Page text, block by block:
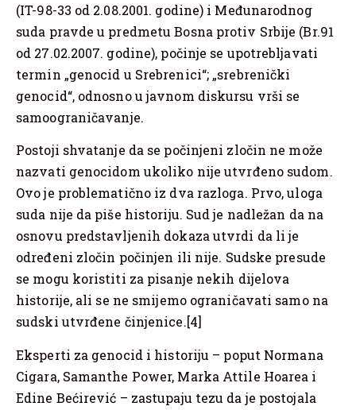
(IT-98-33 od 2.08.2001. godine) i Međunarodnog
suda pravde u predmetu Bosna protiv Srbije (Br.91
od 27.02.2007. godine), počinje se upotrebljavati
termin „genocid u Srebrenici“; „srebrenički
genocid“, odnosno u javnom diskursu vrši se
samoograničavanje.
Postoji shvatanje da se počinjeni zločin ne može
nazvati genocidom ukoliko nije utvrđeno sudom.
Ovo je problematično iz dva razloga. Prvo, uloga
suda nije da piše historiju. Sud je nadležan da na
osnovu predstavljenih dokaza utvrdi da li je
određeni zločin počinjen ili nije. Sudske presude
se mogu koristiti za pisanje nekih dijelova
historije, ali se ne smijemo ograničavati samo na
sudski utvrđene činjenice.[4]
Eksperti za genocid i historiju – poput Normana
Cigara, Samanthe Power, Marka Attile Hoarea i
Edine Bećirević – zastupaju tezu da je postojala